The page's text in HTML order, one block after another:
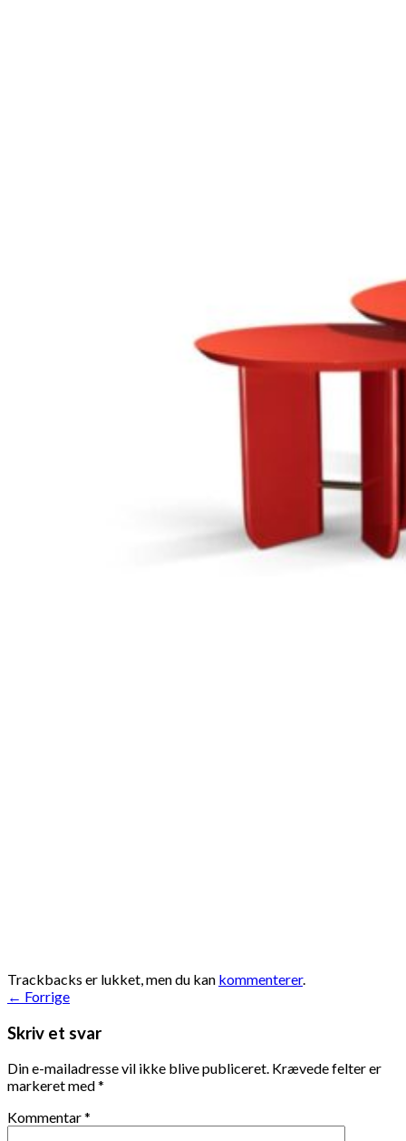
Trackbacks er lukket, men du kan kommenterer.
← Forrige
Skriv et svar
Din e-mailadresse vil ikke blive publiceret. Krævede felter er
markeret med*
Kommentar*